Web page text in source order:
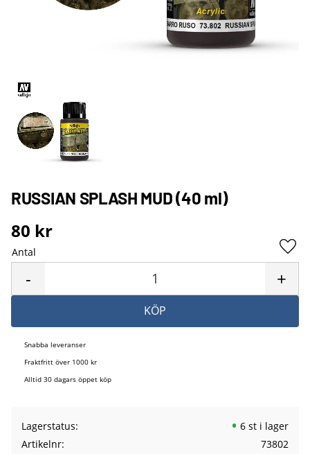
RUSSIAN SPLASH MUD (40 ml)
80 kr
Antal
+
-
KÖP
Snabba leveranser
Fraktfritt över 1000 kr
Alltid 30 dagars öppet köp
Lagerstatus
6 st i lager
Artikelnr
73802